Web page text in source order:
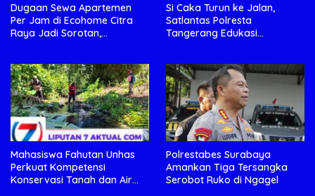
Dugaan Sewa Apartemen
Per Jam di Ecohome Citra
Raya Jadi Sorotan,
Si Caka Turun ke Jalan,
Satlantas Polresta
Tangerang Edukasi
Mahasiswa Fahutan Unhas
Perkuat Kompetensi
Konservasi Tanah dan Air
Polrestabes Surabaya
Amankan Tiga Tersangka
Serobot Ruko di Ngagel